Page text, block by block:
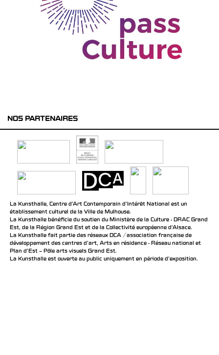
NOS PARTENAIRES
La Kunsthalle, Centre d’Art Contemporain d’Intérêt National est un
établissement culturel de la Ville de Mulhouse.
La Kunsthalle bénéficie du soutien du Ministère de la Culture - DRAC Grand
Est, de la Région Grand Est et de la Collectivité européenne d’Alsace.
La Kunsthalle fait partie des réseaux DCA / association française de
développement des centres d'art, Arts en résidence - Réseau national et
Plan d’Est – Pôle arts visuels Grand Est.
La Kunsthalle est ouverte au public uniquement en période d'exposition.